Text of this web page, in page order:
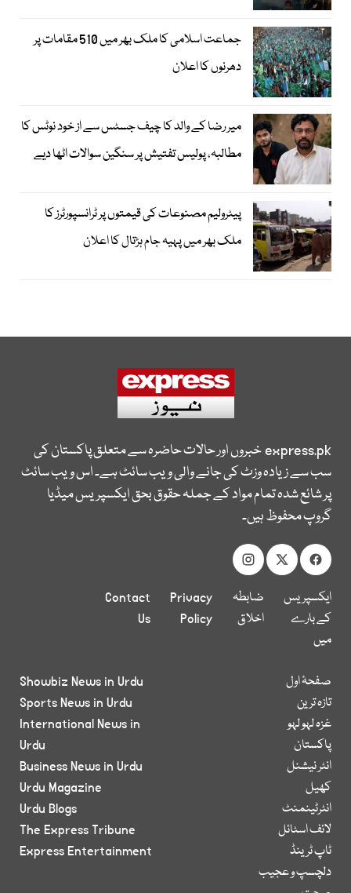
جماعت اسلامی کا ملک بھر میں 510 مقامات پر
دھرنوں کا اعلان
میر رضا کے والد کا چیف جسٹس سے از خود نوٹس کا
مطالبہ، پولیس تفتیش پر سنگین سوالات اٹھا دیے
پیٹرولیم مصنوعات کی قیمتوں پر ٹرانسپورٹرز کا
ملک بھر میں پہیہ جام ہڑتال کا اعلان
express.pkخبروں اور حالات حاضرہ سے متعلق پاکستان کی
سب سے زیادہ وزٹ کی جانے والی ویب سائٹ ہے۔ اس ویب سائٹ
پر شائع شدہ تمام مواد کے جملہ حقوق بحق ایکسپریس میڈیا
گروپ محفوظ ہیں۔
ایکسپریس
کے بارے
میں
ضابطہ
اخلاق
Privacy
Policy
Contact
Us
صفحۂ اول
تازہ ترین
غزہ لہو لہو
پاکستان
انٹر نیشنل
کھیل
انٹرٹینمنٹ
لائف اسٹائل
ٹاپ ٹرینڈ
دلچسپ و عجیب
Showbiz News in Urdu
Sports News in Urdu
International News in
Urdu
Business News in Urdu
Urdu Magazine
Urdu Blogs
The Express Tribune
Express Entertainment